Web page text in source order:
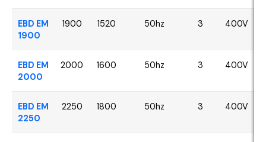
EBD EM
1900
1900 1520 50hz 3 400V
EBD EM
2000
2000 1600 50hz 3 400V
EBD EM
2250
2250 1800 50hz 3 400V